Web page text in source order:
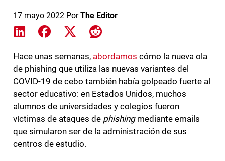
17 mayo 2022 PorThe Editor
Share on LinkedIn
Share on Facebook
Share on XShare on Reddit
Hace unas semanas, abordamos cómo la nueva ola
de phishing que utiliza las nuevas variantes del
COVID-19 de cebo también había golpeado fuerte al
sector educativo: en Estados Unidos, muchos
alumnos de universidades y colegios fueron
víctimas de ataques dephishingmediante emails
que simularon ser de la administración de sus
centros de estudio.